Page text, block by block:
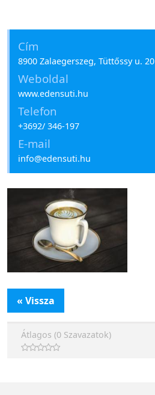
Cím
8900 Zalaegerszeg, Tüttőssy u. 20
Weboldal
www.edensuti.hu
Telefon
+3692/ 346-197
E-mail
info@edensuti.hu
« Vissza
Átlagos (0 Szavazatok)